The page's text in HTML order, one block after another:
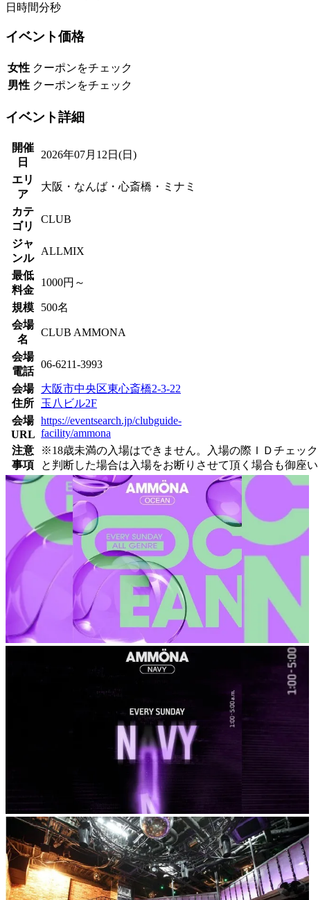
日 時間分秒
イベント価格
女性 クーポンをチェック
男性 クーポンをチェック
イベント詳細
開催
日
2026年07月12日(日)
エリ
ア
大阪・なんば・心斎橋・ミナミ
カテ
ゴリ
CLUB
ジャ
ンル
ALLMIX
最低
料金
1000円～
規模
500名
会場
名
CLUB AMMONA
会場
電話
06-6211-3993
会場
住所
大阪市中央区東心斎橋2-3-22
玉八ビル2F
会場
URL
https://eventsearch.jp/clubguide-
facility/ammona
注意
事項
※18歳未満の入場はできません。入場の際ＩＤチェッ
と判断した場合は入場をお断りさせて頂く場合も御座